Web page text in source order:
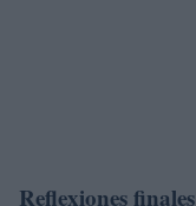
Reflexiones finales